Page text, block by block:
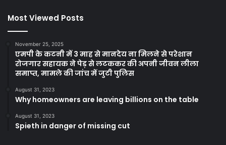
Most Viewed Posts
November 25, 2025
एमपी के कटनी में 3 माह से मानदेय ना मिलने से परेशान
रोजगार सहायक ने पेड़ से लटककर की अपनी जीवन लीला
समाप्त, मामले की जांच में जुटी पुलिस
August 31, 2023
Why homeowners are leaving billions on the table
August 31, 2023
Spieth in danger of missing cut